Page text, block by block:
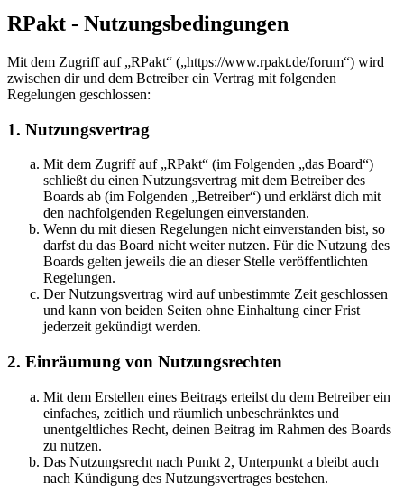
RPakt - Nutzungsbedingungen
Mit dem Zugriff auf „RPakt“ („https://www.rpakt.de/forum“) wird
zwischen dir und dem Betreiber ein Vertrag mit folgenden
Regelungen geschlossen:
1. Nutzungsvertrag
Mit dem Zugriff auf „RPakt“ (im Folgenden „das Board“)
schließt du einen Nutzungsvertrag mit dem Betreiber des
Boards ab (im Folgenden „Betreiber“) und erklärst dich mit
den nachfolgenden Regelungen einverstanden.
Wenn du mit diesen Regelungen nicht einverstanden bist, so
darfst du das Board nicht weiter nutzen. Für die Nutzung des
Boards gelten jeweils die an dieser Stelle veröffentlichten
Regelungen.
Der Nutzungsvertrag wird auf unbestimmte Zeit geschlossen
und kann von beiden Seiten ohne Einhaltung einer Frist
jederzeit gekündigt werden.
2. Einräumung von Nutzungsrechten
Mit dem Erstellen eines Beitrags erteilst du dem Betreiber ein
einfaches, zeitlich und räumlich unbeschränktes und
unentgeltliches Recht, deinen Beitrag im Rahmen des Boards
zu nutzen.
Das Nutzungsrecht nach Punkt 2, Unterpunkt a bleibt auch
nach Kündigung des Nutzungsvertrages bestehen.